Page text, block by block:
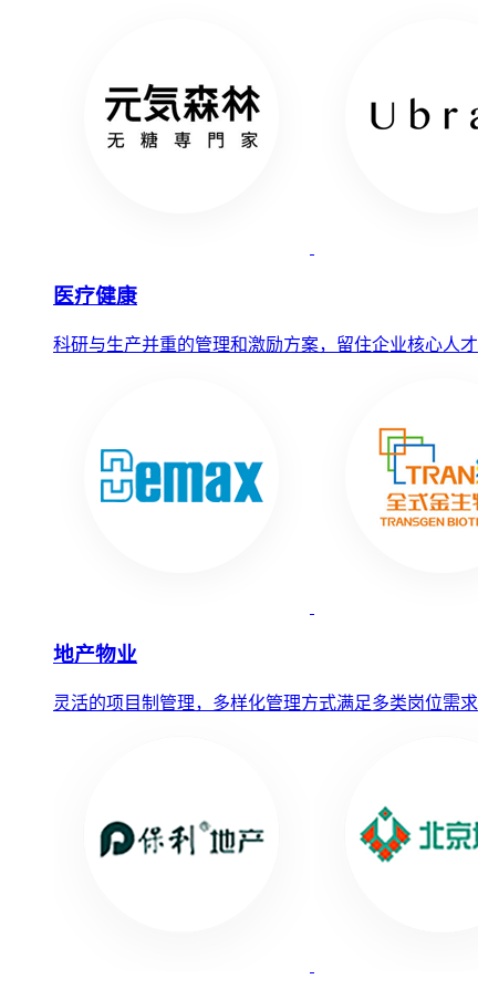
医疗健康
科研与生产并重的管理和激励方案，留住企业核心人才
地产物业
灵活的项目制管理，多样化管理方式满足多类岗位需求